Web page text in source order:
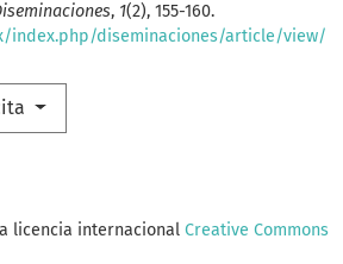
, 1(2), 155-160.
index.php/diseminaciones/article/view/
licencia internacional Creative Commons